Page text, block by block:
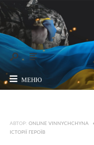
МЕНЮ
АВТОР: ONLINE VINNYCHCHYNA
ІСТОРІЇ ГЕРОЇВ